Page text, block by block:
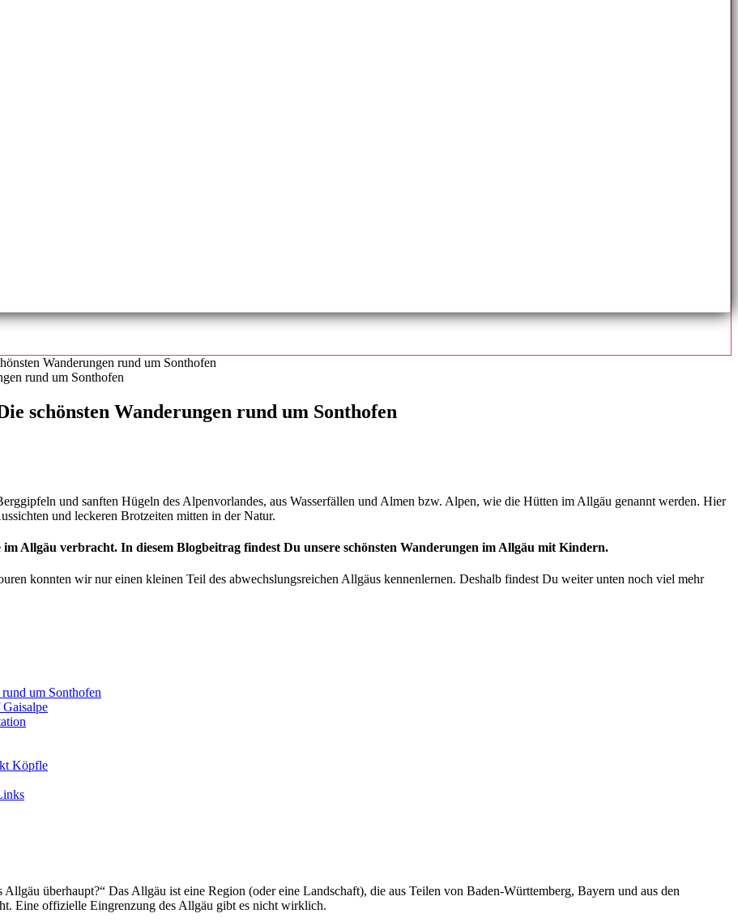
Wanderungen rund um Sonthofen
schönsten Wanderungen rund um Sonthofen
und sanften Hügeln des Alpenvorlandes, aus Wasserfällen und Almen bzw. Alpen, wie die Hütten im Allgäu genannt werden. Hier
und leckeren Brotzeiten mitten in der Natur.
Allgäu verbracht. In diesem Blogbeitrag findest Du unsere schönsten Wanderungen im Allgäu mit Kindern.
konnten wir nur einen kleinen Teil des abwechslungsreichen Allgäus kennenlernen. Deshalb findest Du weiter unten noch viel mehr
um Sonthofen
Köpfle
überhaupt?“ Das Allgäu ist eine Region (oder eine Landschaft), die aus Teilen von Baden-Württemberg, Bayern und aus den
Eine offizielle Eingrenzung des Allgäu gibt es nicht wirklich.